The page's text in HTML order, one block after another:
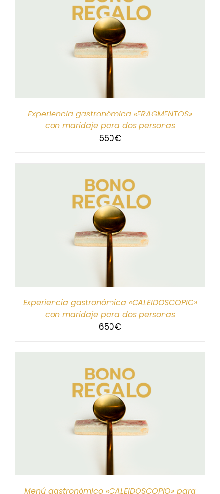
Experiencia gastronómica «FRAGMENTOS»
con maridaje para dos personas
550€
Experiencia gastronómica «CALEIDOSCOPIO»
con maridaje para dos personas
650€
Menú gastronómico «CALEIDOSCOPIO» para